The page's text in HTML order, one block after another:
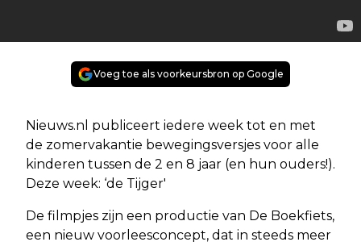
Voeg toe als voorkeursbron op Google
Nieuws.nl publiceert iedere week tot en met
de zomervakantie bewegingsversjes voor alle
kinderen tussen de 2 en 8 jaar (en hun ouders!).
Deze week: ‘de Tijger'
De filmpjes zijn een productie van De Boekfiets,
een nieuw voorleesconcept, dat in steeds meer